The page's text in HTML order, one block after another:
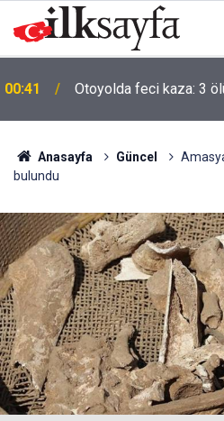
00:41 Otoyolda feci kaza: 3
Anasayfa Güncel
bulundu